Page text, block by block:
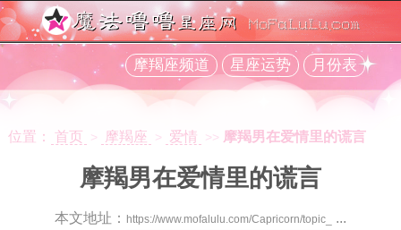
摩羯座频道 星座运势 月份表
位置： 首页 > 摩羯座 > 爱情 >> 摩羯男在爱情里的谎言
摩羯男在爱情里的谎言
本文地址：
...